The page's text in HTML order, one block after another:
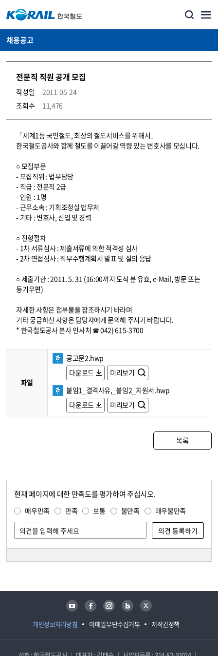
채용공고
전문직 직원 공개 모집
작성일
2011-05-24
조회수
11,476
코레일소개_경영공시_채용공고 상세보기 – 내용, 파일, 담당자 연락처로 구성
「세계1등 국민철도, 최상의 철도서비스를 위해서」
한국철도공사와 함께 철도를 이끌어갈 역량 있는 변호사를 모십니다.
○ 모집부문
- 모집직위 : 법무담당
- 직급 : 전문직 2급
- 인원 : 1명
- 근무소속 : 기획조정실 법무처
- 기타 : 변호사, 신입 및 경력
○ 전형절차
- 1차 서류심사 : 제출서류에 의한 적격성 심사
- 2차 면접심사 : 직무수행계획서 발표 및 질의 응답
○ 제출기한 : 2011. 5. 31 (16:00까지 도착 분 유효, e-Mail, 방문 또는
등기우편)
자세한 사항은 첨부물을 참조하시기 바라며
기타 궁금하신 사항은 담당자에게 문의해 주시기 바랍니다.
* 한국철도공사 본사 인사처 ☎ 042) 615-3700
파일
공고문2.hwp
다운로드
미리보기
붙임1_결격사유,_붙임2_지원서.hwp
다운로드
미리보기
목록
현재 페이지에 대한 만족도를 평가하여 주십시오.
매우만족 만족 보통 불만족 매우불만족
개인정보처리방침 이메일무단수집거부 저작권정책
유튜브 페이스북 인스타그램 블로그 트위터